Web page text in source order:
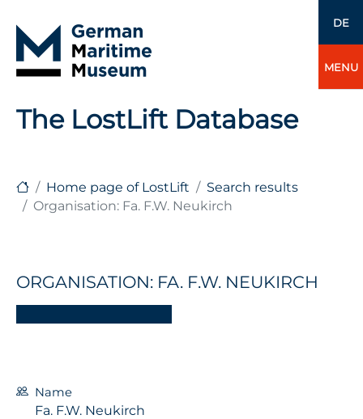
DE
MENU
The LostLift Database
Home page of LostLift
Search results
Organisation: Fa. F.W. Neukirch
ORGANISATION: FA. F.W. NEUKIRCH
Name
Fa. F.W. Neukirch